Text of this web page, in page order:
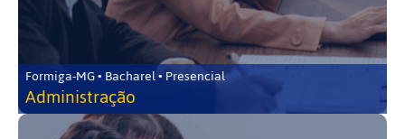
Formiga-MG • Bacharel • Presencial
Administração